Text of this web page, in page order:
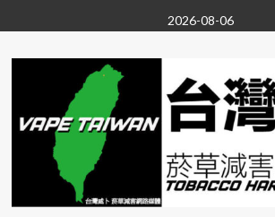
to
content
2026-08-06